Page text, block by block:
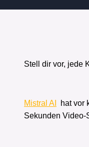
Stell dir vor, jede
Mistral AI
hat vor
Sekunden Video-